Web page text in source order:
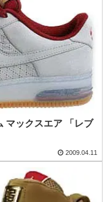
マックスエア 「レブ
2009.04.11